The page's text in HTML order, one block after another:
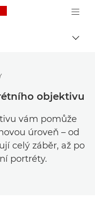
Canon Logo, back to
objektivu
vám pomůže
úroveň – od
celý záběr, až po
portréty.